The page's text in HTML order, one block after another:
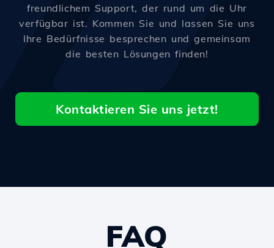
freundlichem Support, der rund um die Uhr
verfügbar ist. Kommen Sie und lassen Sie uns
Ihre Bedürfnisse besprechen und gemeinsam
die besten Lösungen finden!
Kontaktieren Sie uns jetzt!
FAQ